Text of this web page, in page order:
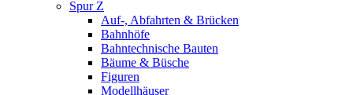
Spur Z
Auf-, Abfahrten & Brücken
Bahnhöfe
Bahntechnische Bauten
Bäume & Büsche
Figuren
Modellhäuser